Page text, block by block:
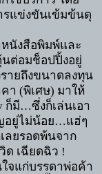
รแข่งขันเข้มข้นดุ
นังสือพิมพ์และ
นต่อมช็อปปิ้งอยู่
ายถึงขนาดลงทุน
า (พิเศษ) มาให้
ก็มี…ซึ่งก็เล่นเอา
อยู่ไม่น้อย…แฮ่ๆ
ลยรอดพ้นจาก
ด เฉียดฉิว !
จแก่บรรดาพ่อค้า